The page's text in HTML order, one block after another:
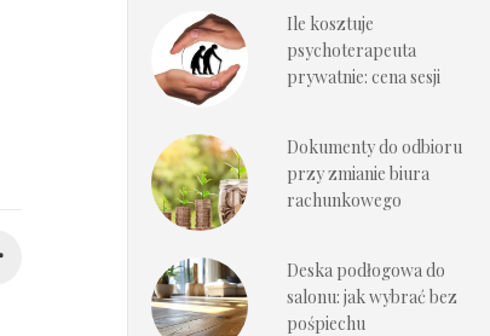
Ile kosztuje
psychoterapeuta
prywatnie: cena sesji
Dokumenty do odbioru
przy zmianie biura
rachunkowego
Deska podłogowa do
salonu: jak wybrać bez
pośpiechu